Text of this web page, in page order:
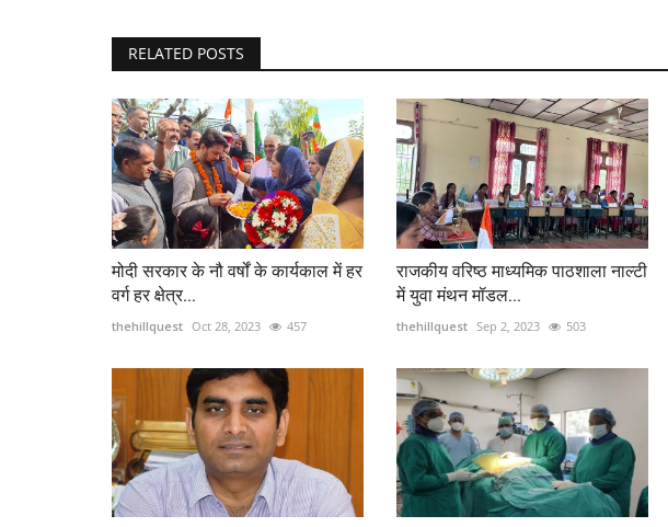
RELATED POSTS
मोदी सरकार के नौ वर्षों के कार्यकाल में हर
वर्ग हर क्षेत्र...
thehillquest Oct 28, 2023 457
राजकीय वरिष्ठ माध्यमिक पाठशाला नाल्टी
में युवा मंथन मॉडल...
thehillquest Sep 2, 2023 503